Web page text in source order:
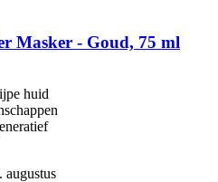
Masker -​ Goud, 75 ml
huid